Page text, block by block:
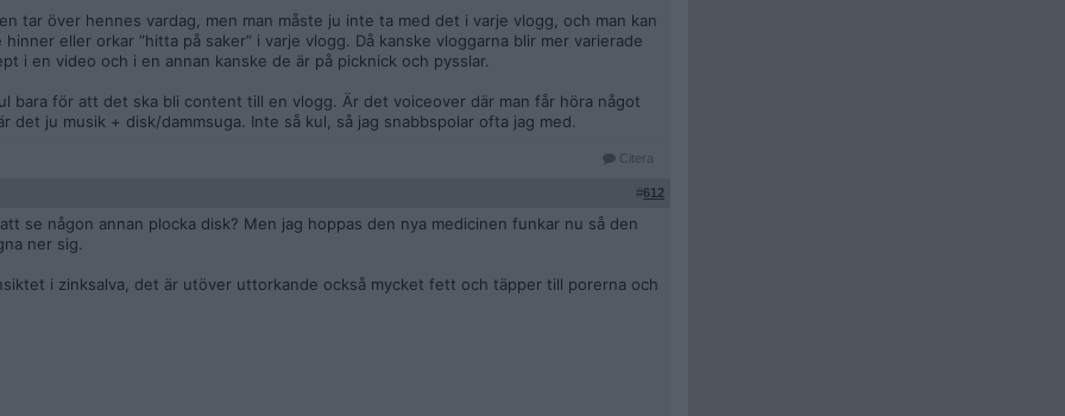
tar över hennes vardag, men man måste ju inte ta med det i varje vlogg, och man kan
eller orkar ”hitta på saker” i varje vlogg. Då kanske vloggarna blir mer varierade
i en video och i en annan kanske de är på picknick och pysslar.
bara för att det ska bli content till en vlogg. Är det voiceover där man får höra något
det ju musik + disk/dammsuga. Inte så kul, så jag snabbspolar ofta jag med.
Citera
#612
se någon annan plocka disk? Men jag hoppas den nya medicinen funkar nu så den
ner sig.
i zinksalva, det är utöver uttorkande också mycket fett och täpper till porerna och